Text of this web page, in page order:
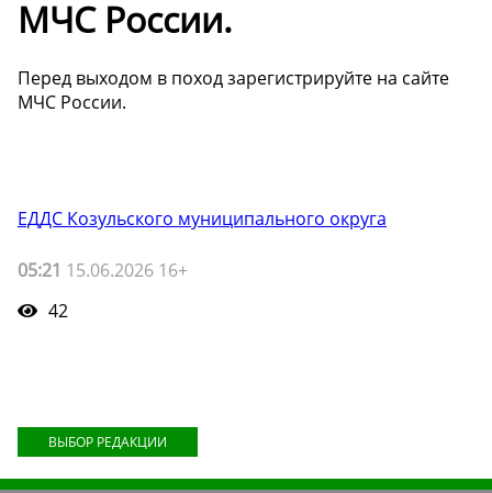
МЧС России.
Перед выходом в поход зарегистрируйте на сайте
МЧС России.
ЕДДС Козульского муниципального округа
05:21 15.06.2026 16+
42
ВЫБОР РЕДАКЦИИ